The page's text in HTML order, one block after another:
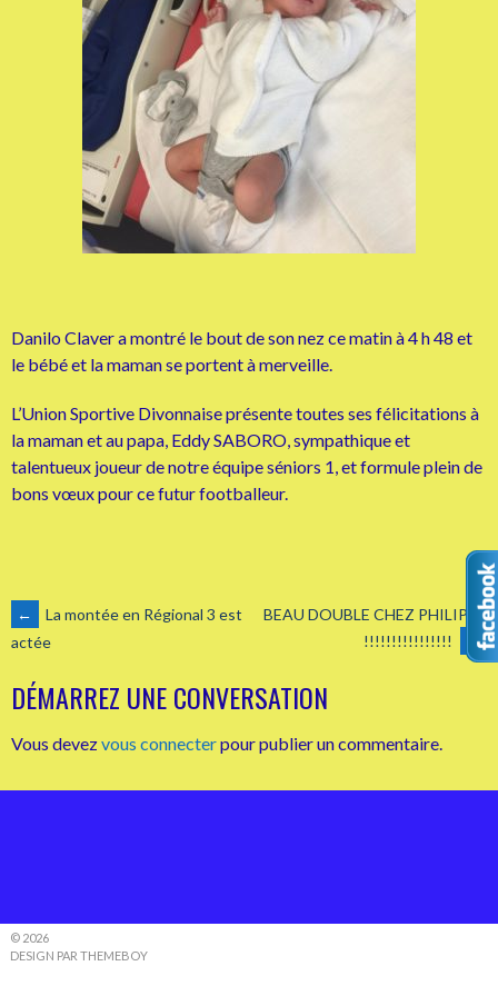
Danilo Claver a montré le bout de son nez ce matin à 4 h 48 et
le bébé et la maman se portent à merveille.
L’Union Sportive Divonnaise présente toutes ses félicitations à
la maman et au papa, Eddy SABORO, sympathique et
talentueux joueur de notre équipe séniors 1, et formule plein de
bons vœux pour ce futur footballeur.
NAVIGATION
DES
ARTICLES
←
La montée en Régional 3 est
actée
BEAU DOUBLE CHEZ PHILIPPE
!!!!!!!!!!!!!!!!
→
DÉMARREZ UNE CONVERSATION
Vous devezvous connecterpour publier un commentaire.
© 2026
DESIGN PAR THEMEBOY